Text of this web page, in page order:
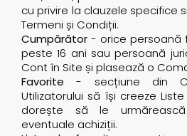
cu privire la clauzele specifice
Termeni și Condiții.
Cumpărător - orice persoană
peste 16 ani sau persoană
Cont în Site și plasează o
Favorite - secțiune din
Utilizatorului să își creeze
dorește să le
eventuale achiziții.